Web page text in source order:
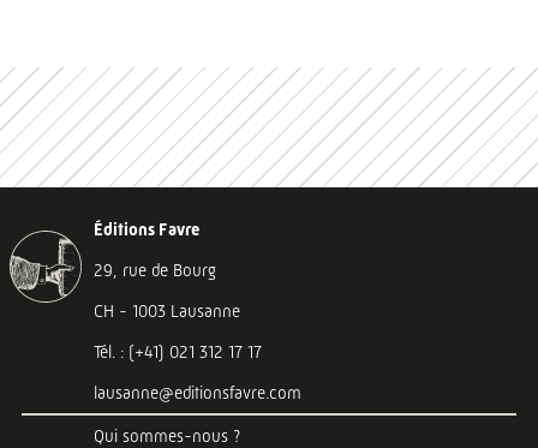
Éditions Favre
29, rue de Bourg
CH - 1003 Lausanne
Tél. : (+41) 021 312 17 17
lausanne@editionsfavre.com
Qui sommes-nous ?